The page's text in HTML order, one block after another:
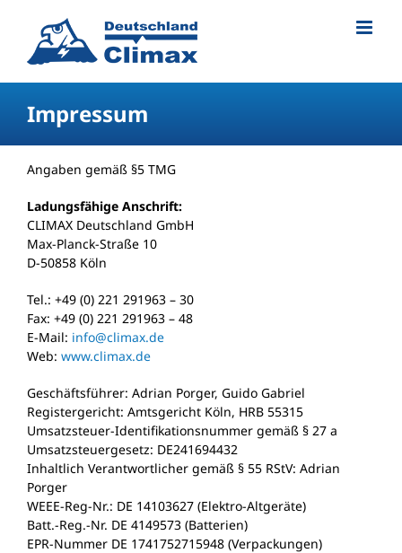
Impressum
Angaben gemäß §5 TMG
Ladungsfähige Anschrift:
CLIMAX Deutschland GmbH
Max-Planck-Straße 10
D-50858 Köln
Tel.: +49 (0) 221 291963 – 30
Fax: +49 (0) 221 291963 – 48
E-Mail: info@climax.de
Web: www.climax.de
Geschäftsführer: Adrian Porger, Guido Gabriel
Registergericht: Amtsgericht Köln, HRB 55315
Umsatzsteuer-Identifikationsnummer gemäß § 27 a
Umsatzsteuergesetz: DE241694432
Inhaltlich Verantwortlicher gemäß § 55 RStV: Adrian
Porger
WEEE-Reg-Nr.: DE 14103627 (Elektro-Altgeräte)
Batt.-Reg.-Nr. DE 4149573 (Batterien)
EPR-Nummer DE 1741752715948 (Verpackungen)